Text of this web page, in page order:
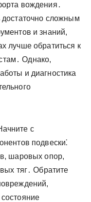
вождения․
сложным
и знаний,
лучше обратиться к
Однако,
и диагностика
с
подвески⁚
шаровых опор,
тяг․ Обратите